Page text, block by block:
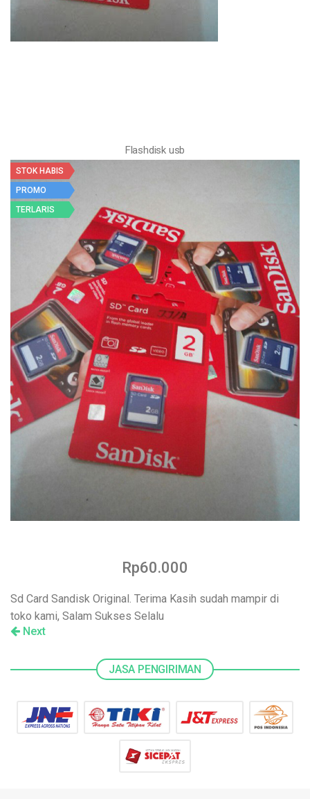
Flashdisk usb
STOK HABIS
PROMO
TERLARIS
Rp60.000
Sd Card Sandisk Original. Terima Kasih sudah mampir di
toko kami, Salam Sukses Selalu
Next
JASA PENGIRIMAN